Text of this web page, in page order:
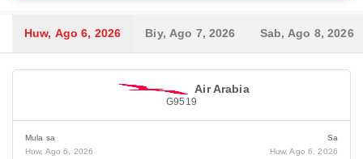
Huw, Ago 6, 2026 Biy, Ago 7, 2026 Sab, Ago 8, 2026
Air Arabia
G9519
Mula sa
Huw, Ago 6, 2026
Sa
Huw, Ago 6, 2026